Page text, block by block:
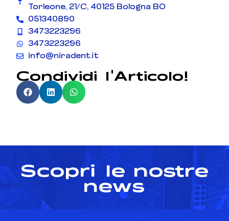
Torleone, 21/C, 40125 Bologna BO
051340890
3473223296
3473223296
info@niradent.it
Condividi l'Articolo!
Scopri le nostre
news